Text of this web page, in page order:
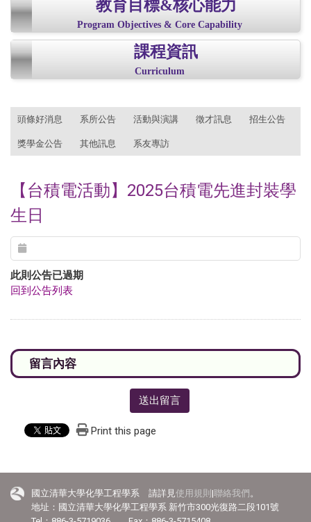
教育目標&核心能力
Program Objectives & Core Capability
課程資訊
Curriculum
頭條好消息 系所公告 活動與演講 徵才訊息 招生公告
獎學金公告 其他訊息 系友專訪
【台積電活動】2025台積電先進封裝學
生日
此則公告已過期
回到公告列表
送出留言
Print this page
國立清華大學化學工程學系 請詳見 使用規則|聯絡我們 。
地址：國立清華大學化學工程學系 新竹市300光復路二段101號